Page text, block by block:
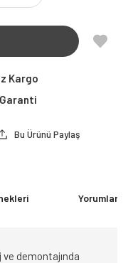
Kargo
Bu Ürünü Paylaş
Yorumlar
demontajında